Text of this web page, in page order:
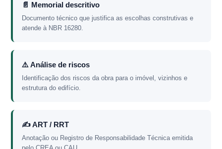
📄 Memorial descritivo
Documento técnico que justifica as escolhas construtivas e
atende à NBR 16280.
⚠️ Análise de riscos
Identificação dos riscos da obra para o imóvel, vizinhos e
estrutura do edifício.
✍️ ART / RRT
Anotação ou Registro de Responsabilidade Técnica emitida